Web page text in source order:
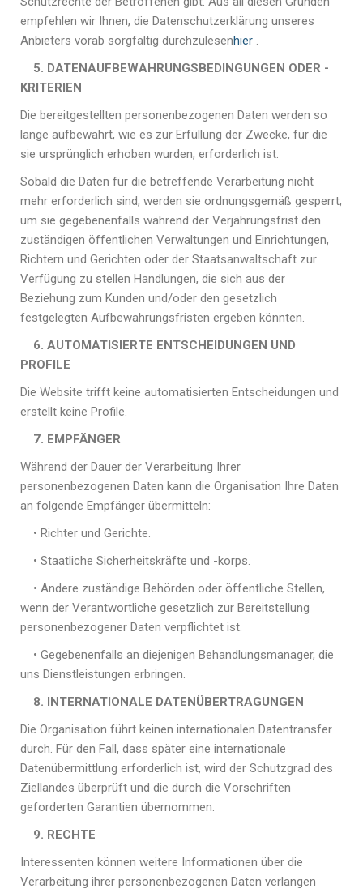
empfehlen wir Ihnen, die Datenschutzerklärung unseres
Anbieters vorab sorgfältig durchzulesenhier .
5. DATENAUFBEWAHRUNGSBEDINGUNGEN ODER -
KRITERIEN
Die bereitgestellten personenbezogenen Daten werden so
lange aufbewahrt, wie es zur Erfüllung der Zwecke, für die
sie ursprünglich erhoben wurden, erforderlich ist.
Sobald die Daten für die betreffende Verarbeitung nicht
mehr erforderlich sind, werden sie ordnungsgemäß gesperrt,
um sie gegebenenfalls während der Verjährungsfrist den
zuständigen öffentlichen Verwaltungen und Einrichtungen,
Richtern und Gerichten oder der Staatsanwaltschaft zur
Verfügung zu stellen Handlungen, die sich aus der
Beziehung zum Kunden und/oder den gesetzlich
festgelegten Aufbewahrungsfristen ergeben könnten.
6. AUTOMATISIERTE ENTSCHEIDUNGEN UND
PROFILE
Die Website trifft keine automatisierten Entscheidungen und
erstellt keine Profile.
7. EMPFÄNGER
Während der Dauer der Verarbeitung Ihrer
personenbezogenen Daten kann die Organisation Ihre Daten
an folgende Empfänger übermitteln:
• Richter und Gerichte.
• Staatliche Sicherheitskräfte und -korps.
• Andere zuständige Behörden oder öffentliche Stellen,
wenn der Verantwortliche gesetzlich zur Bereitstellung
personenbezogener Daten verpflichtet ist.
• Gegebenenfalls an diejenigen Behandlungsmanager, die
uns Dienstleistungen erbringen.
8. INTERNATIONALE DATENÜBERTRAGUNGEN
Die Organisation führt keinen internationalen Datentransfer
durch. Für den Fall, dass später eine internationale
Datenübermittlung erforderlich ist, wird der Schutzgrad des
Ziellandes überprüft und die durch die Vorschriften
geforderten Garantien übernommen.
9. RECHTE
Interessenten können weitere Informationen über die
Verarbeitung ihrer personenbezogenen Daten verlangen